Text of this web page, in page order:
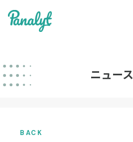
システム特徴
ニュース ニュース
BACK